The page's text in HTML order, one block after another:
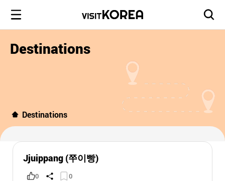
Destinations
Destinations
Jjuippang (쭈이빵)
0 0